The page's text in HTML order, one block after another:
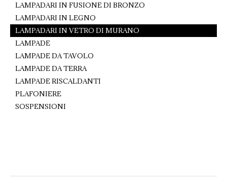
LAMPADARI IN FUSIONE DI BRONZO
LAMPADARI IN LEGNO
LAMPADARI IN VETRO DI MURANO
LAMPADE
LAMPADE DA TAVOLO
LAMPADE DA TERRA
LAMPADE RISCALDANTI
PLAFONIERE
SOSPENSIONI